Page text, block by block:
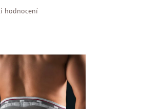
hodnocení